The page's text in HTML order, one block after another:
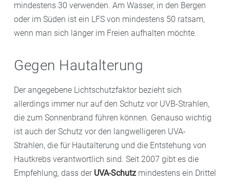
mindestens 30 verwenden. Am Wasser, in den Bergen
oder im Süden ist ein LFS von mindestens 50 ratsam,
wenn man sich länger im Freien aufhalten möchte.
Gegen Hautalterung
Der angegebene Lichtschutzfaktor bezieht sich
allerdings immer nur auf den Schutz vor UVB-Strahlen,
die zum Sonnenbrand führen können. Genauso wichtig
ist auch der Schutz vor den langwelligeren UVA-
Strahlen, die für Hautalterung und die Entstehung von
Hautkrebs verantwortlich sind. Seit 2007 gibt es die
Empfehlung, dass der UVA-Schutz mindestens ein Drittel